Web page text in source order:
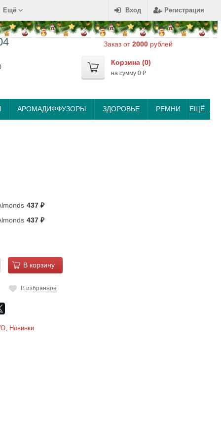
Вход Регистрация
Ещё
Заказ от2000 рублей
Корзина (0)
на сумму 0 ₽
АРОМАДИФФУЗОРЫ ЗДОРОВЬЕ РЕМНИ ЕЩЁ...
437 ₽
437 ₽
В корзину
В избранное
, Новинки